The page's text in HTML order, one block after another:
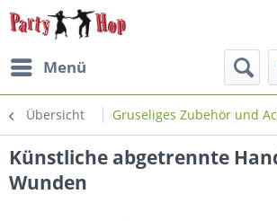
Menü
Übersicht Gruseliges Zubehör und
Künstliche abgetrennte
Wunden